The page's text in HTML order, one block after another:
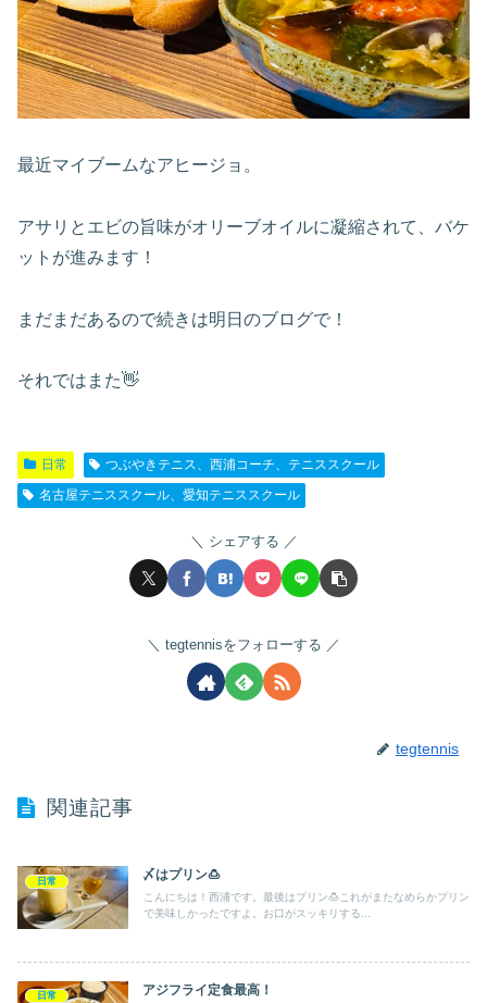
最近マイブームなアヒージョ。
アサリとエビの旨味がオリーブオイルに凝縮されて、バケ
ットが進みます！
まだまだあるので続きは明日のブログで！
それではまた👋
日常
つぶやきテニス、西浦コーチ、テニススクール
名古屋テニススクール、愛知テニススクール
シェアする
tegtennisをフォローする
tegtennis
関連記事
日常 〆はプリン🍮
こんにちは！西浦です。最後はプリン🍮これがまたなめらかプリン
で美味しかったですよ。お口がスッキリする...
日常 アジフライ定食最高！